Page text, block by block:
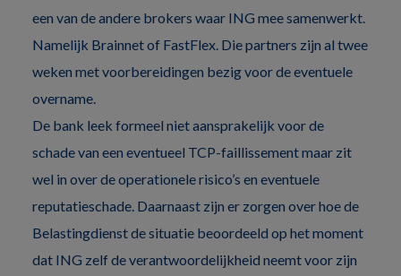
een van de andere brokers waar ING mee samenwerkt.
Namelijk Brainnet of FastFlex. Die partners zijn al twee
weken met voorbereidingen bezig voor de eventuele
overname.
De bank leek formeel niet aansprakelijk voor de
schade van een eventueel TCP-faillissement maar zit
wel in over de operationele risico’s en eventuele
reputatieschade. Daarnaast zijn er zorgen over hoe de
Belastingdienst de situatie beoordeeld op het moment
dat ING zelf de verantwoordelijkheid neemt voor zijn